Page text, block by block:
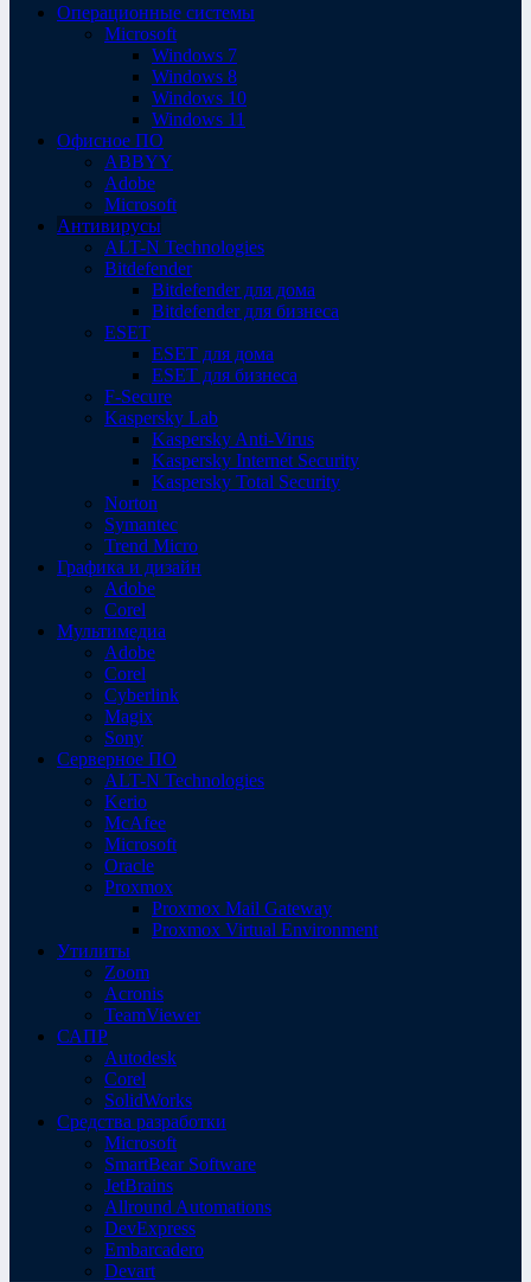
Операционные системы
Microsoft
Windows 7
Windows 8
Windows 10
Windows 11
Офисное ПО
ABBYY
Adobe
Microsoft
Антивирусы
ALT-N Technologies
Bitdefender
Bitdefender для дома
Bitdefender для бизнеса
ESET
ESET для дома
ESET для бизнеса
F-Secure
Kaspersky Lab
Kaspersky Anti-Virus
Kaspersky Internet Security
Kaspersky Total Security
Norton
Symantec
Trend Micro
Графика и дизайн
Adobe
Corel
Мультимедиа
Adobe
Corel
Cyberlink
Magix
Sony
Серверное ПО
ALT-N Technologies
Kerio
McAfee
Microsoft
Oracle
Proxmox
Proxmox Mail Gateway
Proxmox Virtual Environment
Утилиты
Zoom
Acronis
TeamViewer
САПР
Autodesk
Corel
SolidWorks
Средства разработки
Microsoft
SmartBear Software
JetBrains
Allround Automations
DevExpress
Embarcadero
Devart